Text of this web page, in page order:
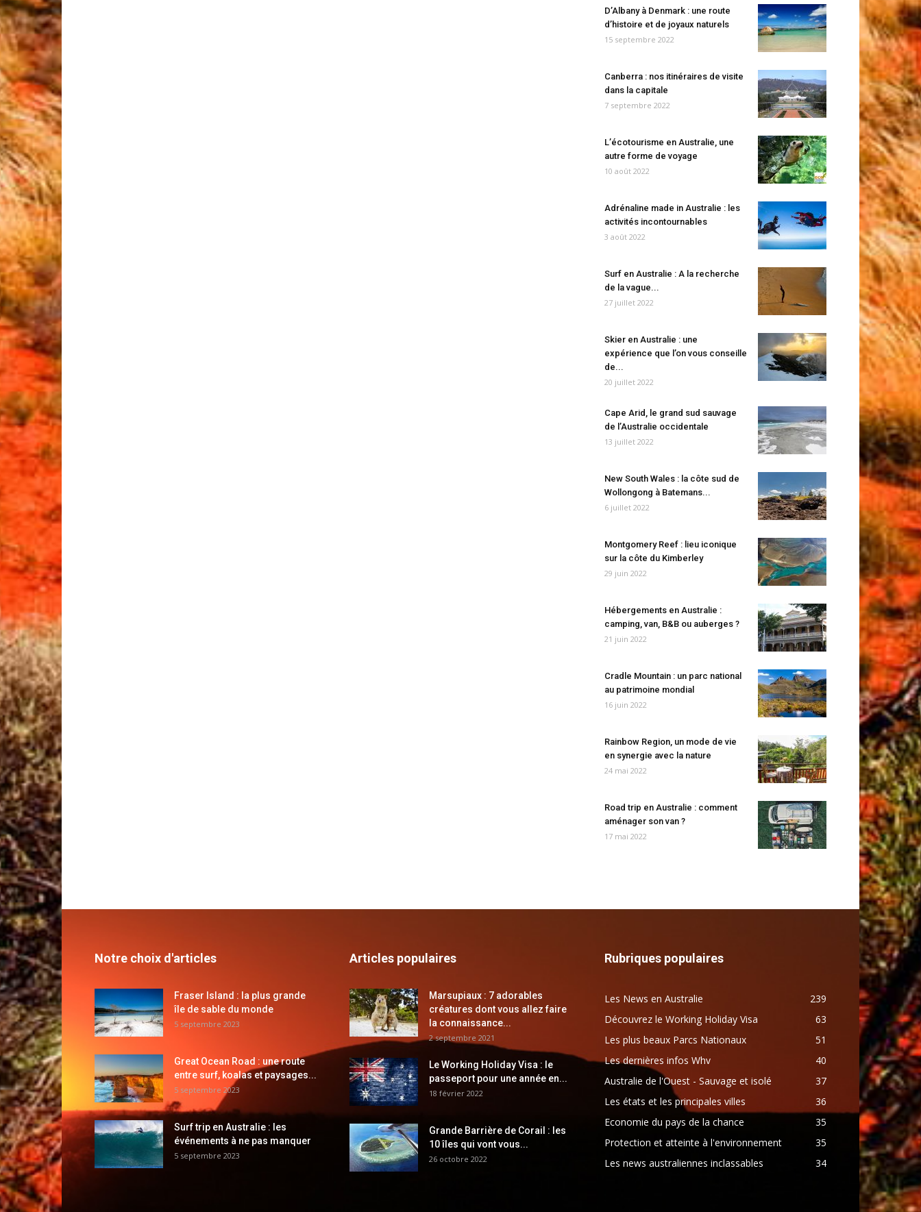
D’Albany à Denmark : une route
d’histoire et de joyaux naturels
15 septembre 2022
Canberra : nos itinéraires de visite
dans la capitale
7 septembre 2022
L’écotourisme en Australie, une
autre forme de voyage
10 août 2022
Adrénaline made in Australie : les
activités incontournables
3 août 2022
Surf en Australie : A la recherche
de la vague...
27 juillet 2022
Skier en Australie : une
expérience que l’on vous conseille
de...
20 juillet 2022
Cape Arid, le grand sud sauvage
de l’Australie occidentale
13 juillet 2022
New South Wales : la côte sud de
Wollongong à Batemans...
6 juillet 2022
Montgomery Reef : lieu iconique
sur la côte du Kimberley
29 juin 2022
Hébergements en Australie :
camping, van, B&B ou auberges ?
21 juin 2022
Cradle Mountain : un parc national
au patrimoine mondial
16 juin 2022
Rainbow Region, un mode de vie
en synergie avec la nature
24 mai 2022
Road trip en Australie : comment
aménager son van ?
17 mai 2022
Notre choix d'articles
Fraser Island : la plus grande
île de sable du monde
5 septembre 2023
Great Ocean Road : une route
entre surf, koalas et paysages...
5 septembre 2023
Surf trip en Australie : les
événements à ne pas manquer
5 septembre 2023
Articles populaires
Marsupiaux : 7 adorables
créatures dont vous allez faire
la connaissance...
2 septembre 2021
Le Working Holiday Visa : le
passeport pour une année en...
18 février 2022
Grande Barrière de Corail : les
10 îles qui vont vous...
26 octobre 2022
Rubriques populaires
Les News en Australie
239
Découvrez le Working Holiday Visa
63
Les plus beaux Parcs Nationaux
51
Les dernières infos Whv
40
Australie de l'Ouest - Sauvage et isolé
37
Les états et les principales villes
36
Economie du pays de la chance
35
Protection et atteinte à l'environnement
35
Les news australiennes inclassables
34